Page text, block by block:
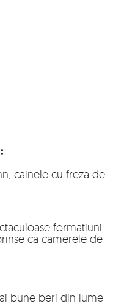
cainele cu freza de
formatiuni
ca camerele de
bune beri din lume